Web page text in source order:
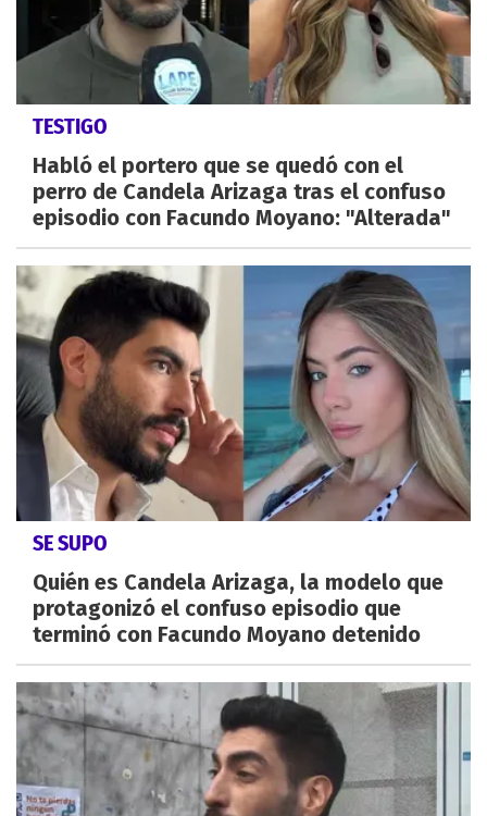
TESTIGO
Habló el portero que se quedó con el
perro de Candela Arizaga tras el confuso
episodio con Facundo Moyano: "Alterada"
SE SUPO
Quién es Candela Arizaga, la modelo que
protagonizó el confuso episodio que
terminó con Facundo Moyano detenido